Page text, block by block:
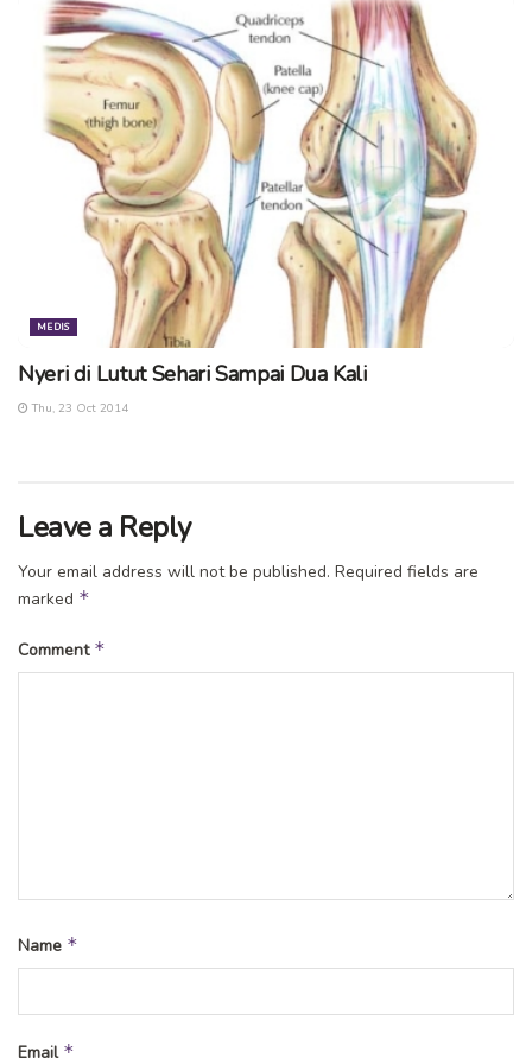
Pengasuh Konsultasi Kesehatan :
drg. Fatkhur Rizqi
Tim Dokter KampoengKlinik
Tim Dokter KampoengEdukasi
Mau Konsultasi Gratis??? Silakan kirim pertanyaanmu ke
redaksi@kampoengngawi.com
dengan subject :
KONSULTASIdan temukan sharing dari pakarnya nya disini..
MEDIS
Nyeri di Lutut Sehari Sampai Dua Kali
Thu, 23 Oct 2014
Leave a Reply
Your email address will not be published. Required fields are
marked *
Comment *
Name *
Email *